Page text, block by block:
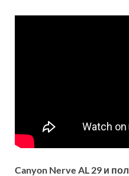
Canyon Nerve AL 29 и